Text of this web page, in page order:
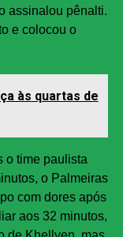
assinalou pênalti.
e colocou o
às quartas de
o time paulista
o Palmeiras
com dores após
aos 32 minutos,